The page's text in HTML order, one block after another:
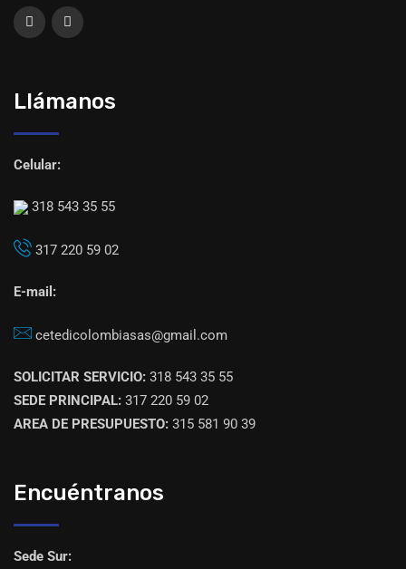
Llámanos
Celular:
318 543 35 55
317 220 59 02
E-mail:
cetedicolombiasas@gmail.com
SOLICITAR SERVICIO: 318 543 35 55
SEDE PRINCIPAL: 317 220 59 02
AREA DE PRESUPUESTO: 315 581 90 39
Encuéntranos
Sede Sur: